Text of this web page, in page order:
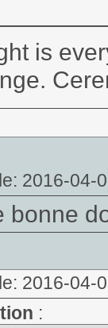
is
2016-04-
bonne
2016-04-
: